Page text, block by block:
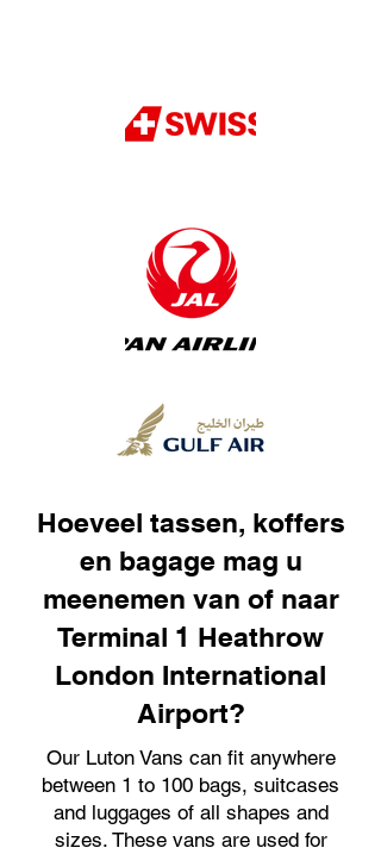
Hoeveel tassen, koffers
en bagage mag u
meenemen van of naar
Terminal 1 Heathrow
London International
Airport?
Our Luton Vans can fit anywhere
between 1 to 100 bags, suitcases
and luggages of all shapes and
sizes. These vans are used for